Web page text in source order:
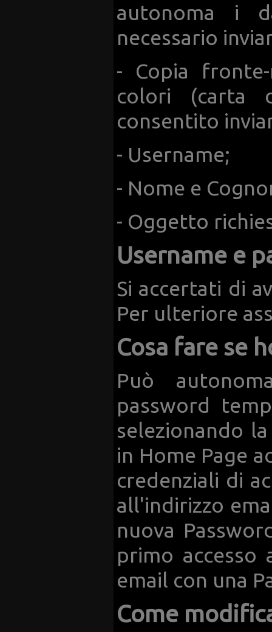
autonoma i
necessario
- Copia
colori (carta
consentito
- Username;
- Nome e
- Oggetto
Username e
Si accertati di
Per ulteriore
Cosa fare se
Può
password
selezionando
in Home Page
credenziali di
all'indirizzo
nuova
primo accesso
email con una
Come